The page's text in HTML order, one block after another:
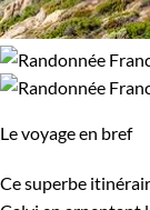
Le voyage en bref
Ce superbe